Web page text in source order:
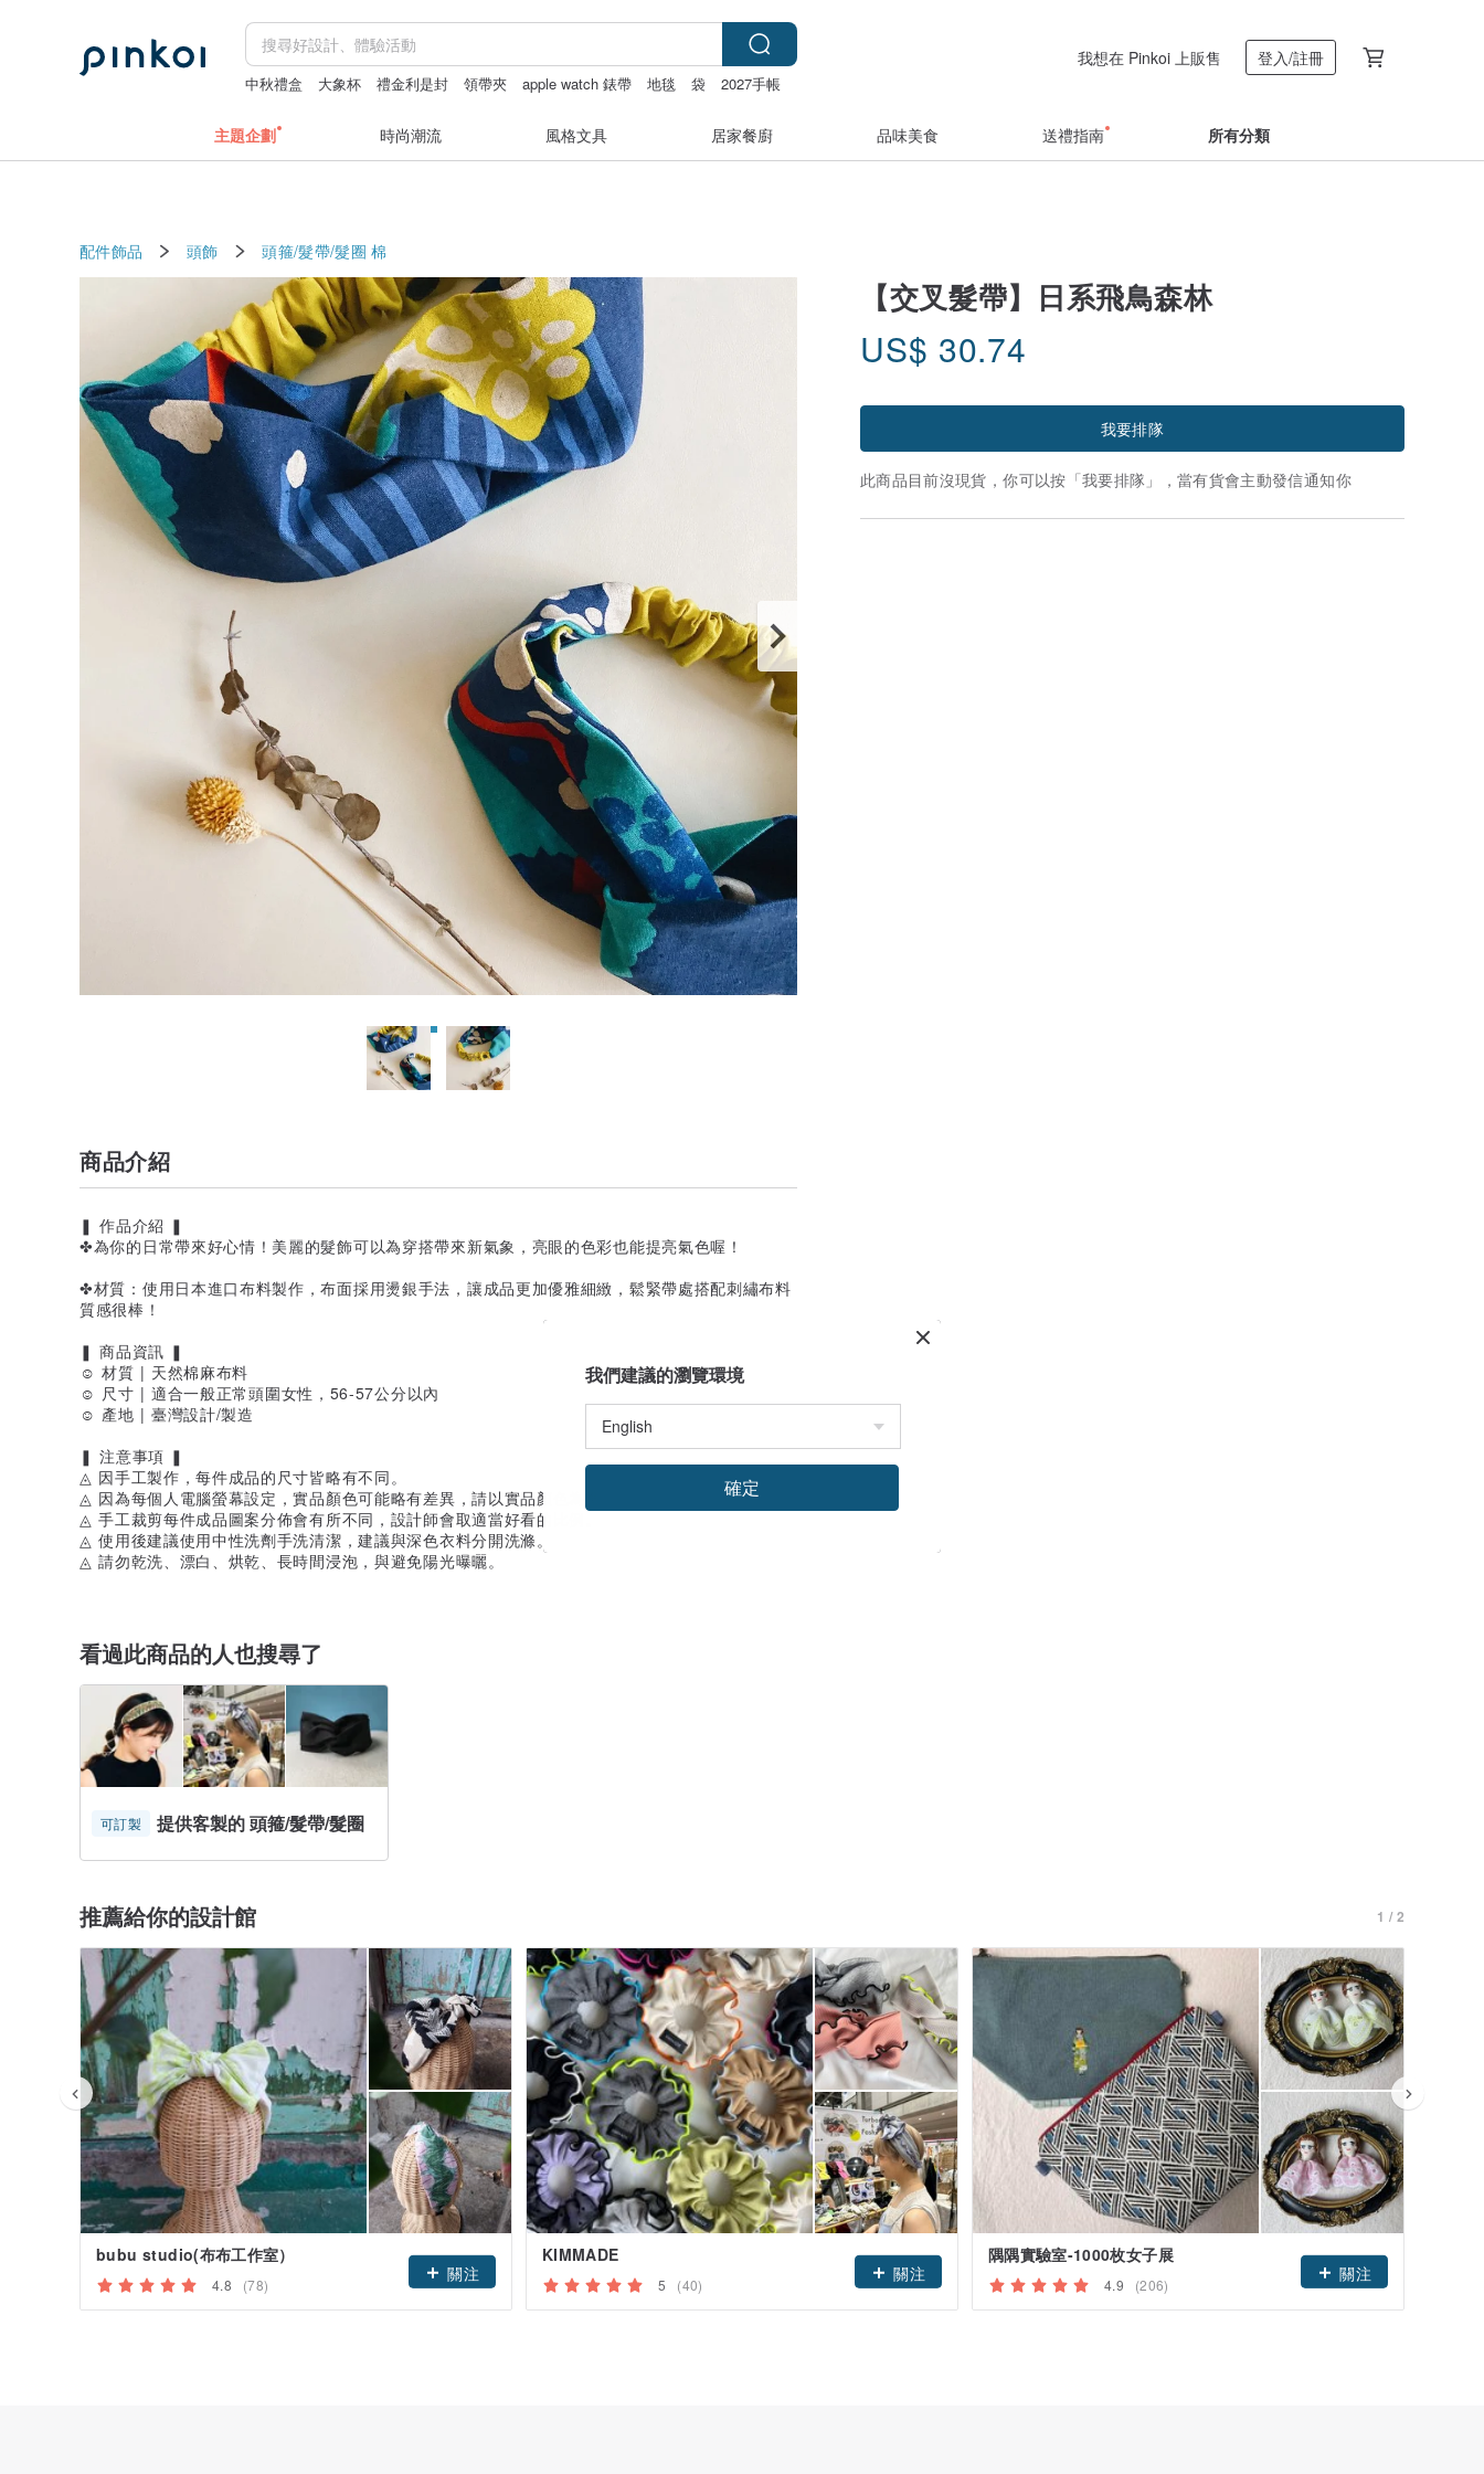
中秋禮盒 大象杯 禮金利是封 領帶夾 apple watch 錶帶 地毯 袋 2027手帳
我想在 Pinkoi 上販售 登入/註冊
主題企劃 時尚潮流 風格文具 居家餐廚 品味美食 送禮指南 所有分類
配件飾品 頭飾 頭箍/髮帶/髮圈 棉
【交叉髮帶】日系飛鳥森林
US$ 30.74
我要排隊
此商品目前沒現貨，你可以按「我要排隊」，當有貨會主動發信通知你
商品介紹
❚ 作品介紹 ❚
✤為你的日常帶來好心情！美麗的髮飾可以為穿搭帶來新氣象，亮眼的色彩也能提亮氣色喔！
✤材質：使用日本進口布料製作，布面採用燙銀手法，讓成品更加優雅細緻，鬆緊帶處搭配刺繡布料
質感很棒！
❚ 商品資訊 ❚
☺︎ 材質 | 天然棉麻布料
☺︎ 尺寸 | 適合一般正常頭圍女性，56-57公分以內
☺︎ 產地 | 臺灣設計/製造
❚ 注意事項 ❚
◬ 因手工製作，每件成品的尺寸皆略有不同。
◬ 因為每個人電腦螢幕設定，實品顏色可能略有差異，請以實品顏色為準。
◬ 手工裁剪每件成品圖案分佈會有所不同，設計師會取適當好看的比例。
◬ 使用後建議使用中性洗劑手洗清潔，建議與深色衣料分開洗滌。
◬ 請勿乾洗、漂白、烘乾、長時間浸泡，與避免陽光曝曬。
看過此商品的人也搜尋了
可訂製 提供客製的 頭箍/髮帶/髮圈
推薦給你的設計館 1 / 2
bubu studio(布布工作室）
4.8 (78)
關注
KIMMADE
5 (40)
關注
隅隅實驗室-1000枚女子展
4.9 (206)
關注
我們建議的瀏覽環境
確定